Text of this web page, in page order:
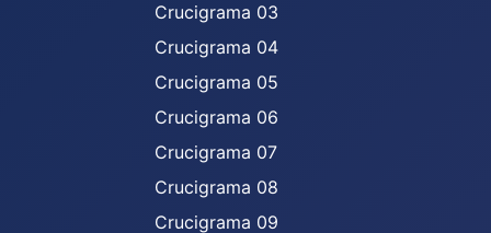
Crucigrama 03
Crucigrama 04
Crucigrama 05
Crucigrama 06
Crucigrama 07
Crucigrama 08
Crucigrama 09